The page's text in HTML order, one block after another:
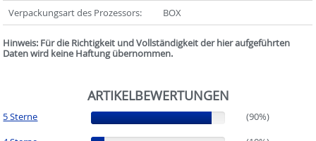
Verpackungsart des Prozessors:
BOX
Hinweis: Für die Richtigkeit und Vollständigkeit der hier aufgeführten
Daten wird keine Haftung übernommen.
ARTIKELBEWERTUNGEN
5 Sterne (90%)
(90%)